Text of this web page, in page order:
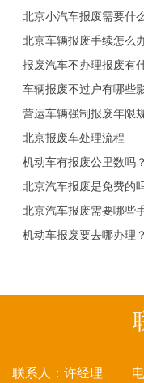
北京小汽车报废需要什
北京车辆报废手续怎么
报废汽车不办理报废有
车辆报废不过户有哪些
营运车辆强制报废年限
北京报废车处理流程
机动车有报废公里数吗？
北京汽车报废是免费的
北京汽车报废需要哪些
机动车报废要去哪办理？
联系人：许经理 电